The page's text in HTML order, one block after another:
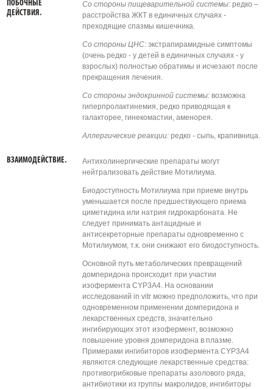
ПОБОЧНЫЕ
ДЕЙСТВИЯ.
Со стороны пищеварительной системы:редко –
расстройства ЖКТ в единичных случаях -
преходящие спазмы кишечника.
Со стороны ЦНС:экстрапирамидные симптомы
(очень редко - у детей в единичных случаях - у
взрослых) полностью обратимы и исчезают после
прекращения лечения.
Со стороны эндокринной системы:возможна
гиперпролактинемия, редко приводящая к
галакторее, гинекомастии, аменорея.
Аллергические реакции:редко - сыпь, крапивница.
ВЗАИМОДЕЙСТВИЕ.
Антихолинергические препараты могут
нейтрализовать действие Мотилиума.
Биодоступность Мотилиума при приеме внутрь
уменьшается после предшествующего приема
циметидина или натрия гидрокарбоната. Не
следует принимать антацидные и
антисекреторные препараты одновременно с
Мотилиумом, т.к. они снижают его биодоступность.
Основной путь метаболических превращений
домперидона происходит при участии
изофермента CYP3A4. На основании
исследований in vitr можно предположить, что при
одновременном применении домперидона и
лекарственных средств, значительно
ингибирующих этот изофермент, возможно
повышение уровня домперидона в плазме.
Примерами ингибиторов изофермента CYP3A4
являются следующие лекарственные средства:
противогрибковые препараты азолового ряда,
антибиотики из группы макролидов, ингибиторы